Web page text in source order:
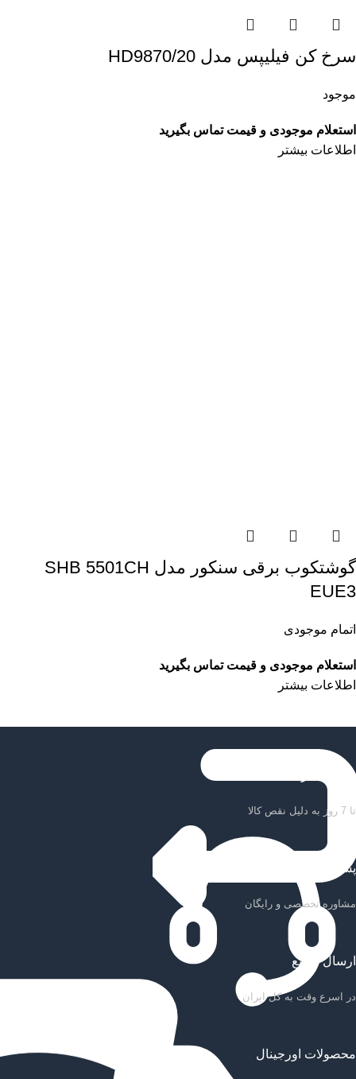
سرخ کن فیلیپس مدل HD9870/20
موجود
استعلام موجودی و قیمت تماس بگیرید
اطلاعات بیشتر
گوشتکوب برقی سنکور مدل SHB 5501CH
EUE3
اتمام موجودی
استعلام موجودی و قیمت تماس بگیرید
اطلاعات بیشتر
ضمانت بازگشت کالا
تا 7 روز به دلیل نقص کالا
پشتیبانی سریع
مشاوره تخصصی و رایگان
ارسال سریع
در اسرع وقت به کل ایران
محصولات اورجینال